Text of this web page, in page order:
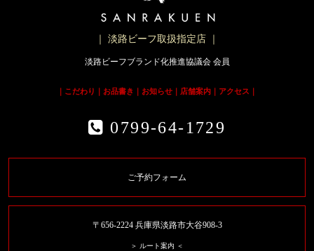
｜ 淡路ビーフ取扱指定店 ｜
淡路ビーフブランド化推進協議会 会員
｜ こだわり ｜ お品書き ｜ お知らせ ｜ 店舗案内 ｜ アクセス ｜
0799-64-1729
ご予約フォーム
〒656-2224 兵庫県淡路市大谷908-3
＞ ルート案内 ＜